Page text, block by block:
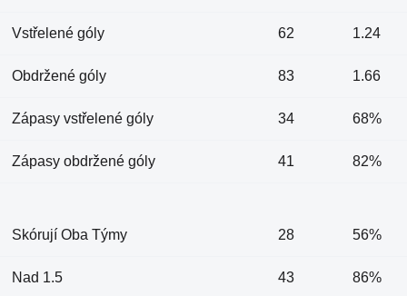
Vstřelené góly 62 1.24
Obdržené góly 83 1.66
Zápasy vstřelené góly 34 68%
Zápasy obdržené góly 41 82%
Skórují Oba Týmy 28 56%
Nad 1.5 43 86%